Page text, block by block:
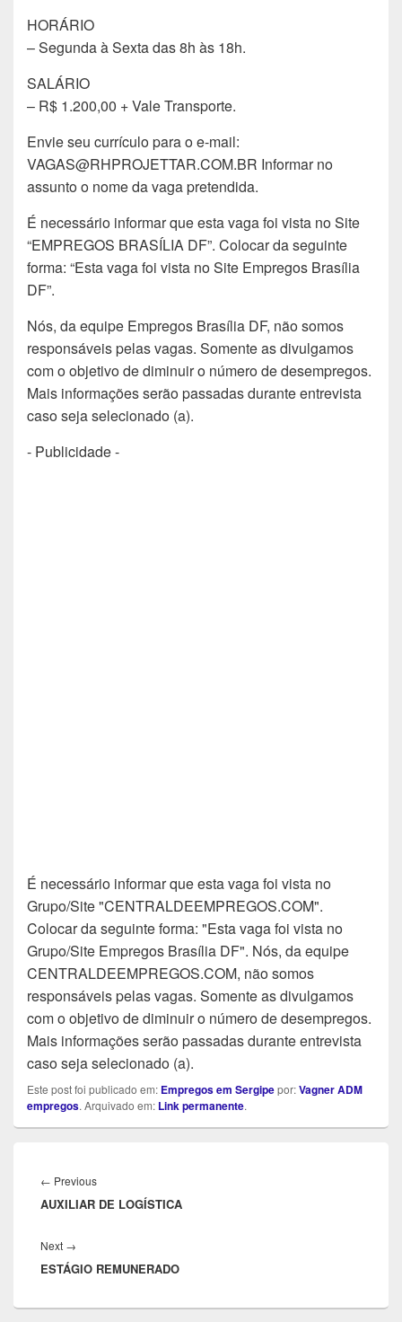
HORÁRIO
– Segunda à Sexta das 8h às 18h.
SALÁRIO
– R$ 1.200,00 + Vale Transporte.
Envie seu currículo para o e-mail:
VAGAS@RHPROJETTAR.COM.BR Informar no
assunto o nome da vaga pretendida.
É necessário informar que esta vaga foi vista no Site
“EMPREGOS BRASÍLIA DF”. Colocar da seguinte
forma: “Esta vaga foi vista no Site Empregos Brasília
DF”.
Nós, da equipe Empregos Brasília DF, não somos
responsáveis pelas vagas. Somente as divulgamos
com o objetivo de diminuir o número de desempregos.
Mais informações serão passadas durante entrevista
caso seja selecionado (a).
- Publicidade -
É necessário informar que esta vaga foi vista no
Grupo/Site "CENTRALDEEMPREGOS.COM".
Colocar da seguinte forma: "Esta vaga foi vista no
Grupo/Site Empregos Brasília DF". Nós, da equipe
CENTRALDEEMPREGOS.COM, não somos
responsáveis pelas vagas. Somente as divulgamos
com o objetivo de diminuir o número de desempregos.
Mais informações serão passadas durante entrevista
caso seja selecionado (a).
Este post foi publicado em: Empregos em Sergipepor:Vagner ADM
empregos. Arquivado em: Link permanente.
de
Post
← PreviousPrevious
post:
AUXILIAR DE LOGÍSTICA
Next →
post:
ESTÁGIO REMUNERADO